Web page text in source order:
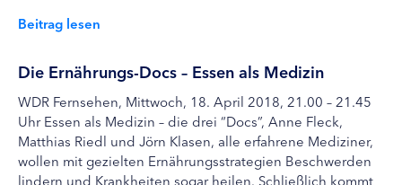
Beitrag lesen
Die Ernährungs-Docs – Essen als Medizin
WDR Fernsehen, Mittwoch, 18. April 2018, 21.00 – 21.45
Uhr Essen als Medizin – die drei “Docs”, Anne Fleck,
Matthias Riedl und Jörn Klasen, alle erfahrene Mediziner,
wollen mit gezielten Ernährungsstrategien Beschwerden
lindern und Krankheiten sogar heilen. Schließlich kommt